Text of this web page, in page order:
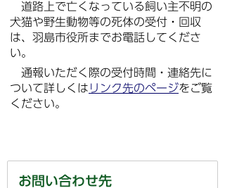
道路上で亡くなっている飼い主不明の
犬猫や野生動物等の死体の受付・回収
は、羽島市役所までお電話してくださ
い。
通報いただく際の受付時間・連絡先に
ついて詳しくは リンク先のページをご覧
ください。
お問い合わせ先